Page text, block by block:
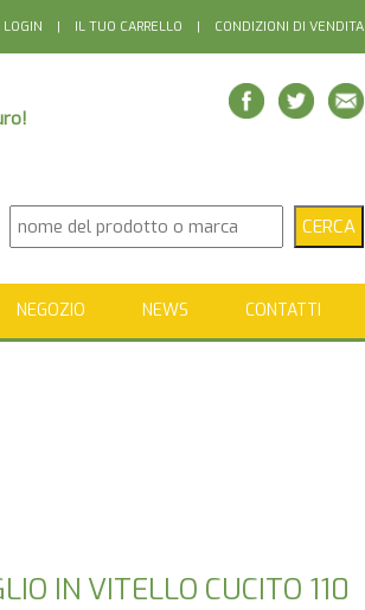
LOGIN | IL TUO CARRELLO | CONDIZIONI DI VENDITA
NEGOZIO NEWS CONTATTI
IN VITELLO CUCITO 110